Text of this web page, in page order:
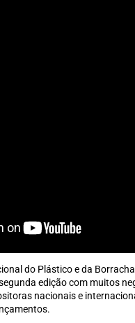
do Plástico e da
edição com muitos
nacionais e